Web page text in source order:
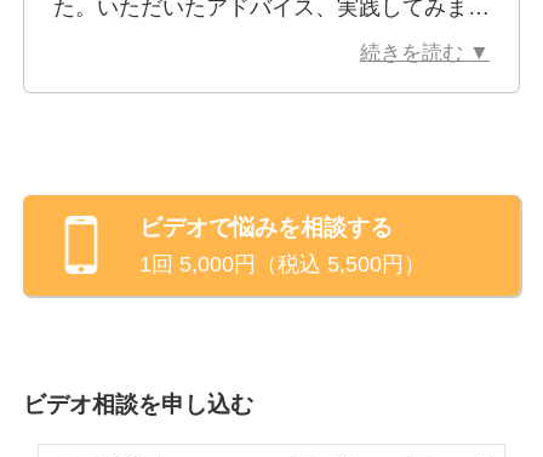
話すことで少し悩みを客観的に見られるようになりま
※ビデオ相談でお顔を見られたくないといった場合、
カメラをオフにして相談を行うことも可能です。
た。いただいたアドバイス、実践してみま
続きを読む ▼
ビデオで悩みを相談する
1回 5,000円（税込 5,500円）
ビデオ相談を申し込む